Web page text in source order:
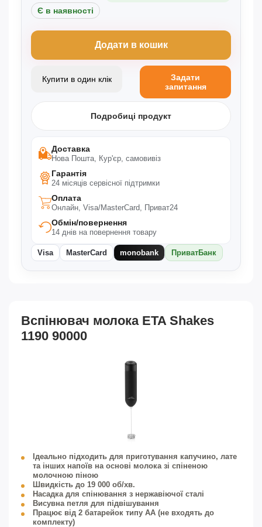
Потужність спінювача молока: 500 Вт
Матеріал: нержавіюча сталь
Регульована температура: перемикач потужності/ступенів
Приготування холодної молочної піни: Так
Живлення: мережеве
Тип: настільний
Розміри виробу:
Глибина: 11,0 см
Вага: 0,90 кг
Розміри упаковки:
Висота: 16,0 см
Вага: 1,25 кг
Є в наявності
Додати в кошик
Купити в один клік
Задати
запитання
Подробиці продукт
Доставка
Нова Пошта, Кур'єр, самовивіз
Гарантія
24 місяців сервісної підтримки
Оплата
Онлайн, Visa/MasterCard, Приват24
Обмін/повернення
14 днів на повернення товару
Visa MasterCard monobank ПриватБанк
Вспінювач молока ETA Shakes
1190 90000
Ідеально підходить для приготування капучино, лате
та інших напоїв на основі молока зі спіненою
молочною піною
Швидкість до 19 000 об/хв.
Насадка для спінювання з нержавіючої сталі
Висувна петля для підвішування
Працює від 2 батарейок типу АА (не входять до
комплекту)